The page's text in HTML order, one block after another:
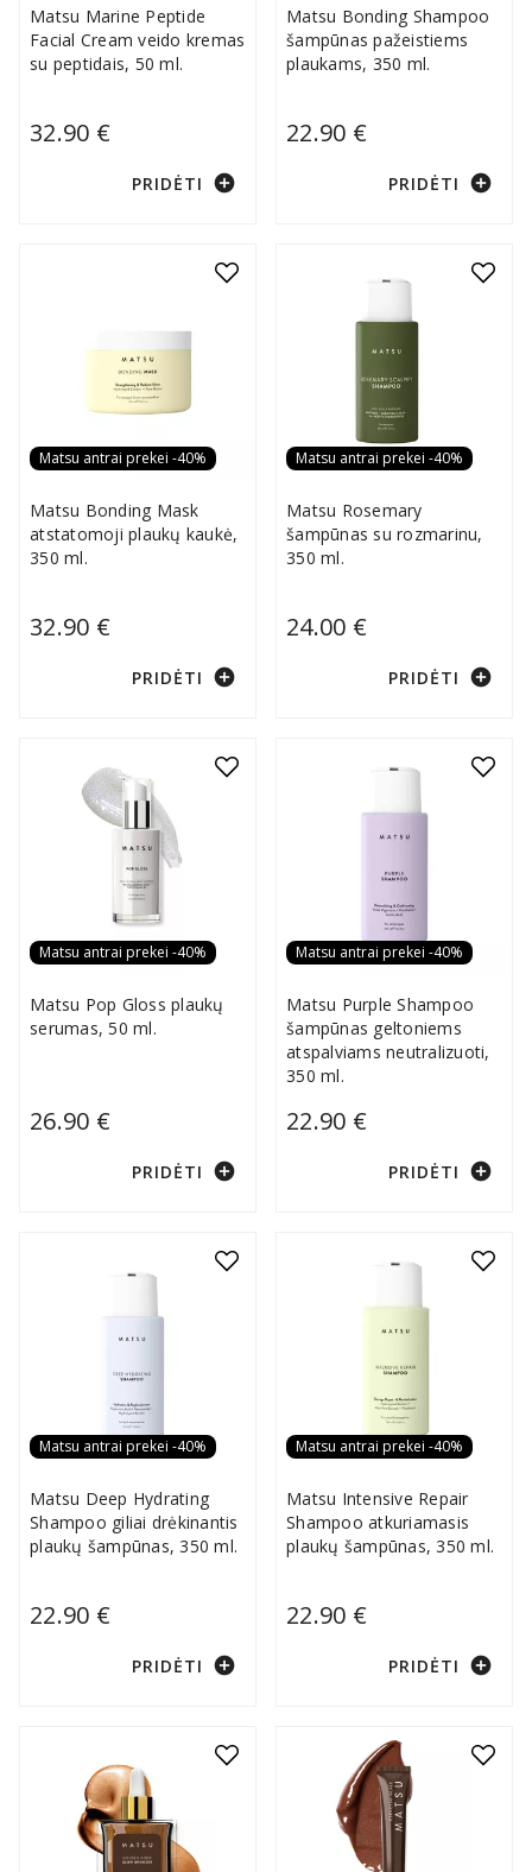
Matsu Marine Peptide
Facial Cream veido kremas
su peptidais, 50 ml.
32.90 €
PRIDĖTI add_circle
Matsu Bonding Shampoo
šampūnas pažeistiems
plaukams, 350 ml.
22.90 €
PRIDĖTI add_circle
Matsu antrai prekei -40%
Matsu Bonding Mask
atstatomoji plaukų kaukė,
350 ml.
32.90 €
PRIDĖTI add_circle
Matsu antrai prekei -40%
Matsu Rosemary
šampūnas su rozmarinu,
350 ml.
24.00 €
PRIDĖTI add_circle
Matsu antrai prekei -40%
Matsu Pop Gloss plaukų
serumas, 50 ml.
26.90 €
PRIDĖTI add_circle
Matsu antrai prekei -40%
Matsu Purple Shampoo
šampūnas geltoniems
atspalviams neutralizuoti,
350 ml.
22.90 €
PRIDĖTI add_circle
Matsu antrai prekei -40%
Matsu Deep Hydrating
Shampoo giliai drėkinantis
plaukų šampūnas, 350 ml.
22.90 €
PRIDĖTI add_circle
Matsu antrai prekei -40%
Matsu Intensive Repair
Shampoo atkuriamasis
plaukų šampūnas, 350 ml.
22.90 €
PRIDĖTI add_circle